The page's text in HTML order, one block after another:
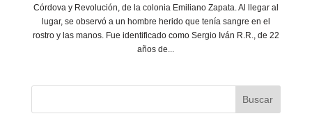
Córdova y Revolución, de la colonia Emiliano Zapata. Al llegar al
lugar, se observó a un hombre herido que tenía sangre en el
rostro y las manos. Fue identificado como Sergio Iván R.R., de 22
años de...
Buscar